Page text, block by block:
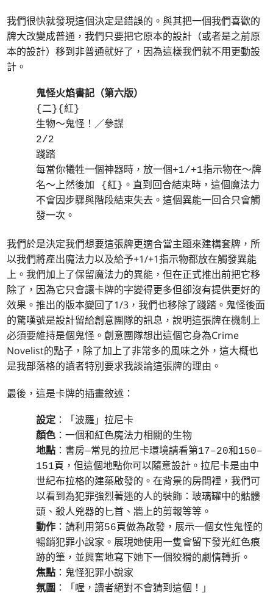
我們很快就發現這個決定是錯誤的。與其把一個我們喜歡的
牌大改變成普通，我們只要把它原本的設計（或者是之前原
本的設計）移到非普通就好了，因為這樣我們就不用更動設
計。
鬼怪火焰書記（第六版）
{二}{紅}
生物～鬼怪！／參謀
2/2
踐踏
每當你犧牲一個神器時，放一個+1/+1指示物在～牌
名～上然後加 {紅}。直到回合結束時，這個魔法力
不會因步驟與階段結束失去。這個異能一回合只會觸
發一次。
我們於是決定我們想要這張牌更適合當主題來建構套牌，所
以我們將產出魔法力以及給予+1/+1指示物都放在觸發異能
上。我們加上了保留魔法力的異能，但在正式推出前把它移
除了，因為它只會讓卡牌的字變得更多但卻沒有提供更好的
效果。推出的版本變回了1/3，我們也移除了踐踏。鬼怪後面
的驚嘆號是設計留給創意團隊的訊息，說明這張牌在機制上
必須要維持是個鬼怪。創意團隊想出這個它身為Crime
Novelist的點子，除了加上了非常多的風味之外，這大概也
是我部落格的讀者特別要求我談論這張牌的理由。
最後，這是卡牌的插畫敘述：
設定 ：「波羅」拉尼卡
顏色 ：一個和紅色魔法力相關的生物
地點 ：書房—常見的拉尼卡環境請看第17–20和150–
151頁，但這個地點你可以隨意設計。拉尼卡是由中
世紀布拉格的建築啟發的。在背景的房間裡，我們可
以看到為犯罪強烈著迷的人的裝飾：玻璃罐中的骷髏
頭、殺人兇器的匕首、牆上的剪報等等。
動作 ：請利用第56頁做為啟發，展示一個女性鬼怪的
暢銷犯罪小說家。展現她使用一隻會留下發光紅色痕
跡的筆，並興奮地寫下她下一個狡猾的劇情轉折。
焦點 ：鬼怪犯罪小說家
氛圍 ：「喔，讀者絕對不會猜到這個！」